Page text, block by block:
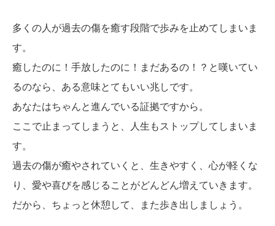
多くの人が過去の傷を癒す段階で歩みを止めてしまいま
す。
癒したのに！手放したのに！まだあるの！？と嘆いてい
るのなら、ある意味とてもいい兆しです。
あなたはちゃんと進んでいる証拠ですから。
ここで止まってしまうと、人生もストップしてしまいま
す。
過去の傷が癒やされていくと、生きやすく、心が軽くな
り、愛や喜びを感じることがどんどん増えていきます。
だから、ちょっと休憩して、また歩き出しましょう。